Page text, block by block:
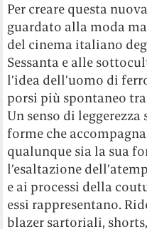
Per creare questa
guardato alla moda
del cinema italiano
Sessanta e alle
l’idea dell’uomo di
porsi più spontaneo
Un senso di
forme che
qualunque sia la sua
l’esaltazione
e ai processi della
essi rappresentano.
blazer sartoriali,